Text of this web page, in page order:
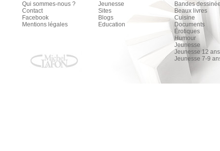
Qui sommes-nous ?
Contact
Facebook
Mentions légales
Jeunesse
Sites
Blogs
Education
Bandes
Beaux livres
Cuisine
Documents
Érotiques
Humour
Jeunesse
Jeunesse 12
Jeunesse 7-9